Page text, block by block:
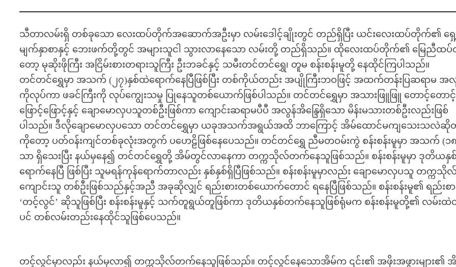
သီတာလမ်းရှိ တစ်ခုသော လေးထပ်တိုက်အဆောက်အဦးမှာ လမ်းဒေါင့်ချိုးတွင် တည်ရှိပြီး ယင်းလေးထပ်တိုက်၏ ရှေ့
မျက်နှာစာနှင့် ဘေးဖက်တို့တွင် အများသူငါ သွားလာနေသော လမ်းတို့ တည်ရှိသည်။ ထိုလေးထပ်တိုက်၏ မြေညီထ
တော့ မုဆိုးဖိုကြီး အငြိမ်းစားတရားသူကြီး ဦးဘခင်နှင့် သမီးတင်တင်ရွှေ၊ တူမ စန်းစန်းမူတို့ နေထိုင်ကြပါသည်။
တင်တင်ရွှေမှာ အသက် (၂၇)နှစ်ထဲရောက်နေပြီဖြစ်ပြီး တစ်ကိုယ်တည်း အပျိုကြီးဘဝဖြင့် အထက်တန်းပြဆရာမ အ
ကိုလုပ်ကာ ဖခင်ကြီးကို လုပ်ကျွေးသမှု ပြုနေသူတစ်ယောက်ဖြစ်ပါသည်။ တင်တင်ရွှေမှာ အသားဖြူဖြူ တောင့်တောင့်
ဖြောင့်ဖြောင့်နှင့် ချောမောလှပသူတစ်ဦးဖြစ်ကာ ကျောင်းဆရာမပီပီ အလွန်အိန္ဒြေရှိသော မိန်းမသားတစ်ဦးလည်းဖြစ်
ပါသည်။ ဒီလိုချောမောလှပသော တင်တင်ရွှေမှာ ယခုအသက်အရွယ်အထိ ဘာကြောင့် အိမ်ထောင်မကျသေးသလဲဆို
ကိုတော့ ပတ်ဝန်းကျင်တစ်ခုလုံးအတွက် ပဟေဠိဖြစ်နေပေသည်။ တင်တင်ရွှေ ညီမတဝမ်းကွဲ စန်းစန်းမူမှာ အသက် (၁၈
သာ ရှိသေးပြီး နယ်မှနေ၍ တင်တင်ရွှေတို့ အိမ်တွင်လာနေကာ တက္ကသိုလ်တက်နေသူဖြစ်သည်။ စန်းစန်းမူမှာ ဒုတိယနှ
ရောက်နေပြီ ဖြစ်ပြီး သူမရန်ကုန်ရောက်တာလည်း နှစ်နှစ်ရှိပြီဖြစ်သည်။ စန်းစန်းမူမှာလည်း ချောမောလှပသူ တက္ကသို
ကျောင်းသူ တစ်ဦးဖြစ်သည်နှင့်အညီ အခုဆိုလျှင် ရည်းစားတစ်ယောက်တောင် ရနေပြီဖြစ်သည်။ စန်းစန်းမူ၏ ရည်းစာ
‘တင့်လွင်’ ဆိုသူဖြစ်ပြီး စန်းစန်းမူနှင့် သက်တူရွယ်တူဖြစ်ကာ ဒုတိယနှစ်တက်နေသူဖြစ်ရုံမက စန်းစန်းမူတို့၏ လမ်းထဲ
ပင် တစ်လမ်းတည်းနေထိုင်သူဖြစ်ပေသည်။
တင့်လွင်မှာလည်း နယ်မှလာ၍ တက္ကသိုလ်တက်နေသူဖြစ်သည်။ တင့်လွင်နေသောအိမ်က ၎င်း၏ အဖိုးအဖွားများ၏